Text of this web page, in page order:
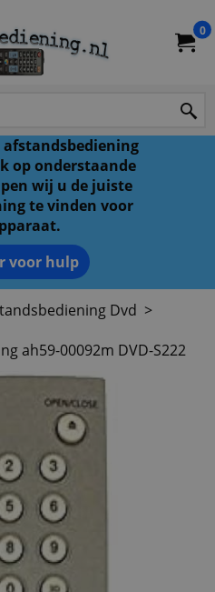
0
op onderstaande
wij u de juiste
te vinden voor
voor hulp
Dvd >
ah59-00092m DVD-S222